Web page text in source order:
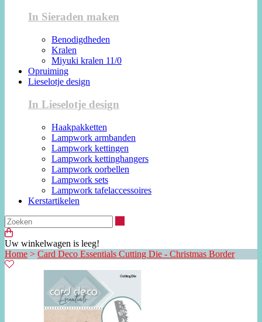
In Sieraden maken
Benodigdheden
Kralen
Miyuki kralen 11/0
Opruiming
Lieselotje design
In Lieselotje design
Haakpakketten
Lampwork armbanden
Lampwork kettingen
Lampwork kettinghangers
Lampwork oorbellen
Lampwork sets
Lampwork tafelaccessoires
Kerstartikelen
Uw winkelwagen is leeg!
Home > Card Deco Essentials Cutting Die - Christmas Border